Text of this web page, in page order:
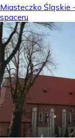
Miasteczko Śląskie
spaceru